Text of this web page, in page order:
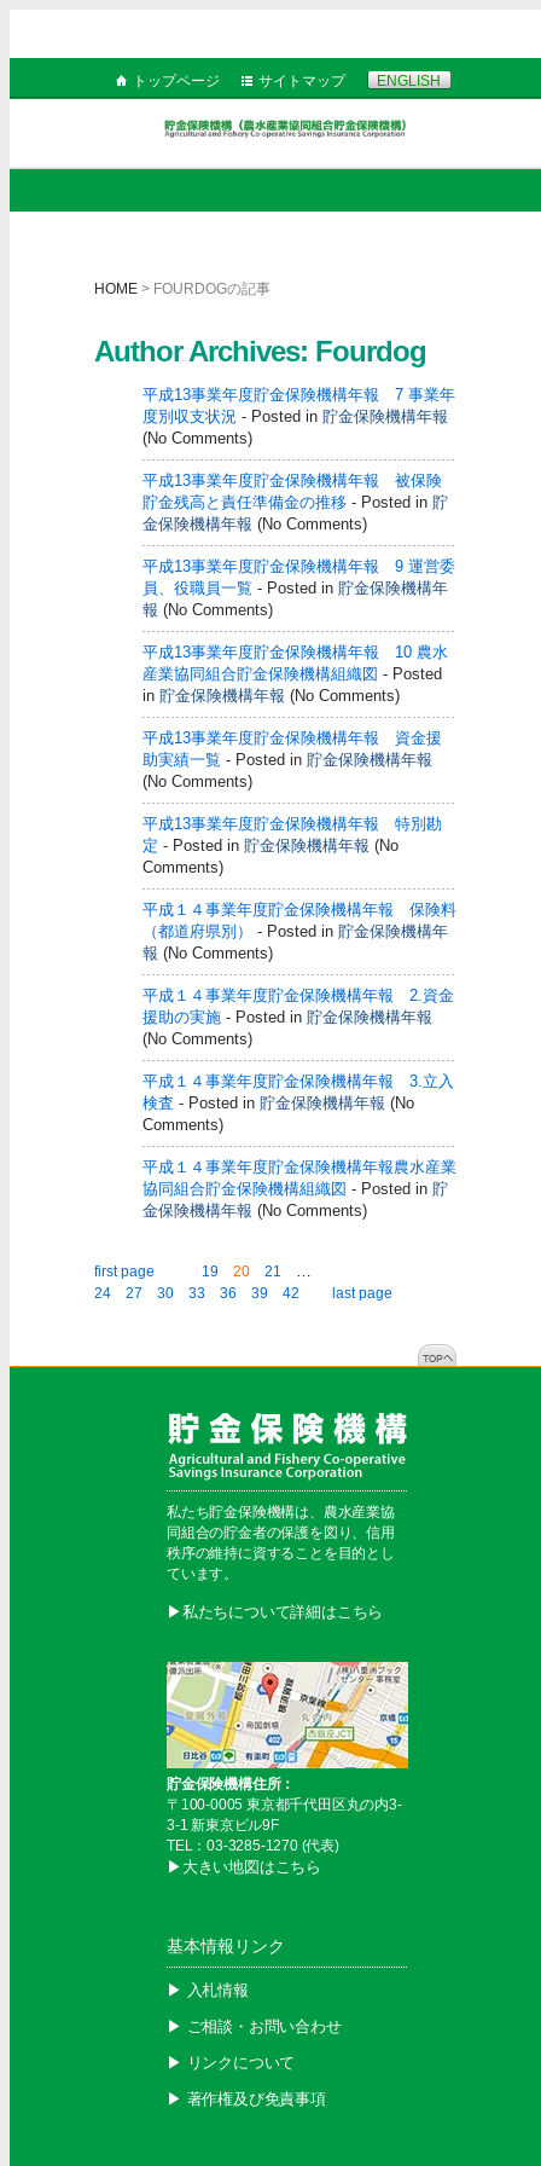
トップページ サイトマップ ENGLISH
HOME > FOURDOGの記事
Author Archives: Fourdog
平成13事業年度貯金保険機構年報 7 事業年
度別収支状況 - Posted in 貯金保険機構年報
(No Comments)
平成13事業年度貯金保険機構年報 被保険
貯金残高と責任準備金の推移 - Posted in 貯
金保険機構年報 (No Comments)
平成13事業年度貯金保険機構年報 9 運営委
員、役職員一覧 - Posted in 貯金保険機構年
報 (No Comments)
平成13事業年度貯金保険機構年報 10 農水
産業協同組合貯金保険機構組織図 - Posted
in 貯金保険機構年報 (No Comments)
平成13事業年度貯金保険機構年報 資金援
助実績一覧 - Posted in 貯金保険機構年報
(No Comments)
平成13事業年度貯金保険機構年報 特別勘
定 - Posted in 貯金保険機構年報 (No
Comments)
平成１４事業年度貯金保険機構年報 保険料
（都道府県別）
- Posted in 貯金保険機構年
報 (No Comments)
平成１４事業年度貯金保険機構年報 2.資金
援助の実施 - Posted in 貯金保険機構年報
(No Comments)
平成１４事業年度貯金保険機構年報 3.立入
検査 - Posted in 貯金保険機構年報 (No
Comments)
平成１４事業年度貯金保険機構年報農水産業
協同組合貯金保険機構組織図 - Posted in 貯
金保険機構年報 (No Comments)
first page 19 20 21 …
24 27 30 33 36 39 42 last page
私たち貯金保険機構は、農水産業協
同組合の貯金者の保護を図り、信用
秩序の維持に資することを目的とし
ています。
▶︎私たちについて詳細はこちら
貯金保険機構住所：
〒100-0005 東京都千代田区丸の内3-
3-1 新東京ビル9F
TEL：03-3285-1270 (代表)
▶︎大きい地図はこちら
基本情報リンク
▶︎ 入札情報
▶︎ ご相談・お問い合わせ
▶︎ リンクについて
▶︎ 著作権及び免責事項